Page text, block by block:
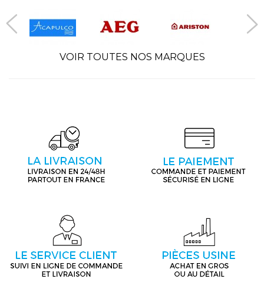
VOIR TOUTES NOS MARQUES